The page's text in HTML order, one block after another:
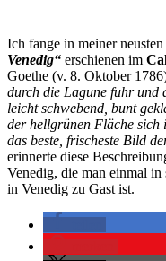
Ich fange in meiner
Venedig“ erschienen im
Goethe (v. 8. Oktober
durch die Lagune fuhr und
leicht schwebend, bunt
der hellgrünen Fläche sich
das beste, frischeste Bild
erinnerte diese
Venedig, die man einmal in
in Venedig zu Gast ist.